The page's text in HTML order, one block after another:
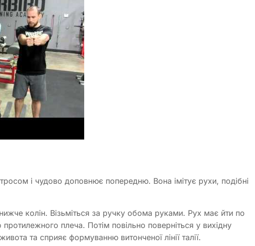
і чудово доповнює попередню. Вона імітує рухи, подібні
колін. Візьміться за ручку обома руками. Рух має йти по
плеча. Потім повільно поверніться у вихідну
та сприяє формуванню витонченої лінії талії.